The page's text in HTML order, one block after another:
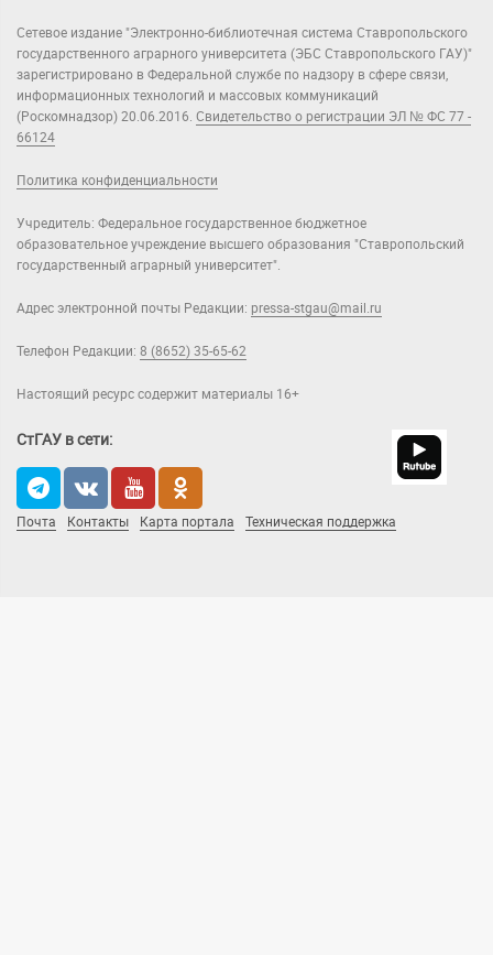
Сетевое издание "Электронно-библиотечная система Ставропольского
государственного аграрного университета (ЭБС Ставропольского ГАУ)"
зарегистрировано в Федеральной службе по надзору в сфере связи,
информационных технологий и массовых коммуникаций
(Роскомнадзор) 20.06.2016. Свидетельство о регистрации ЭЛ № ФС 77 -
66124
Политика конфиденциальности
Учредитель: Федеральное государственное бюджетное
образовательное учреждение высшего образования "Ставропольский
государственный аграрный университет".
Адрес электронной почты Редакции: pressa-stgau@mail.ru
Телефон Редакции: 8 (8652) 35-65-62
Настоящий ресурс содержит материалы 16+
СтГАУ в сети:
Почта Контакты Карта портала Техническая поддержка